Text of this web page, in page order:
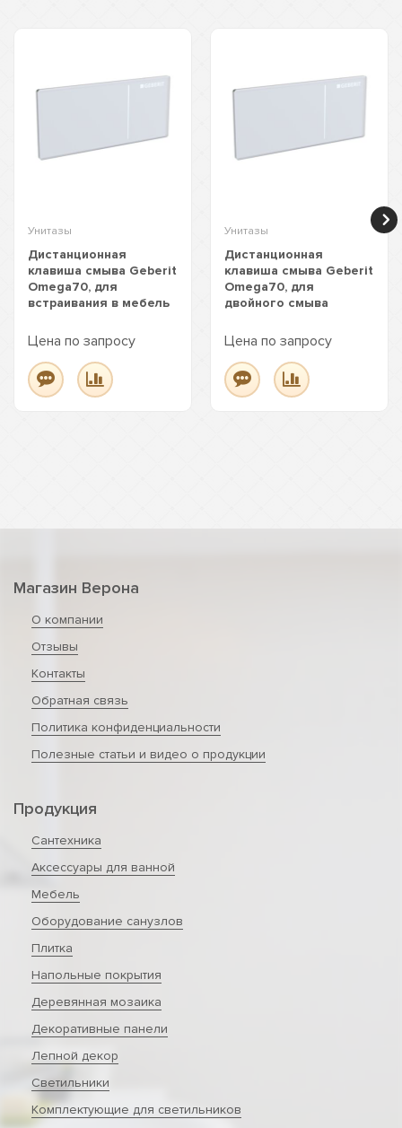
Унитазы
Дистанционная
клавиша смыва Geberit
Omega70, для
встраивания в мебель
Цена по запросу
Унитазы
Дистанционная
клавиша смыва Geberit
Omega70, для
двойного смыва
Цена по запросу
Магазин Верона
О компании
Отзывы
Контакты
Обратная связь
Политика конфиденциальности
Полезные статьи и видео о продукции
Продукция
Сантехника
Аксессуары для ванной
Мебель
Оборудование санузлов
Плитка
Напольные покрытия
Деревянная мозаика
Декоративные панели
Лепной декор
Светильники
Комплектующие для светильников